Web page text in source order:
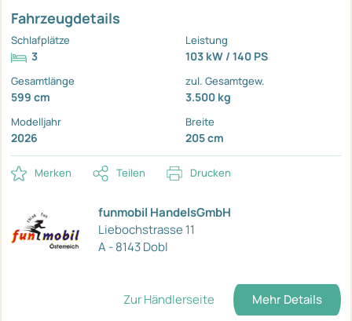
Fahrzeugdetails
Schlafplätze
3
Leistung
103 kW / 140 PS
Gesamtlänge
599 cm
zul. Gesamtgew.
3.500 kg
Modelljahr
2026
Breite
205 cm
Merken Teilen Drucken
funmobil HandelsGmbH
Liebochstrasse 11
A - 8143 Dobl
Zur Händlerseite Mehr Details